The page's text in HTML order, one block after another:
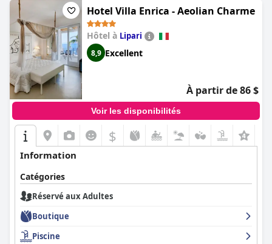
Hotel Villa Enrica - Aeolian Charme
Hôtel à Lipari
8,9 Excellent
À partir de 86 $
Voir les disponibilités
$
Information
Catégories
Réservé aux Adultes
Boutique
Piscine